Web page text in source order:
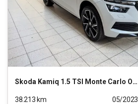
Skoda Kamiq 1.5 TSI Monte Carlo OPF (EURO 6d)
38.213 km
05/2023